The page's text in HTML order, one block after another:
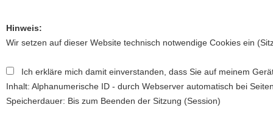
Hinweis:
Wir setzen auf dieser Website technisch notwendige Cookies ein
Ich erkläre mich damit einverstanden, dass Sie auf meinem
Inhalt: Alphanumerische ID - durch Webserver automatisch bei
Speicherdauer: Bis zum Beenden der Sitzung (Session)